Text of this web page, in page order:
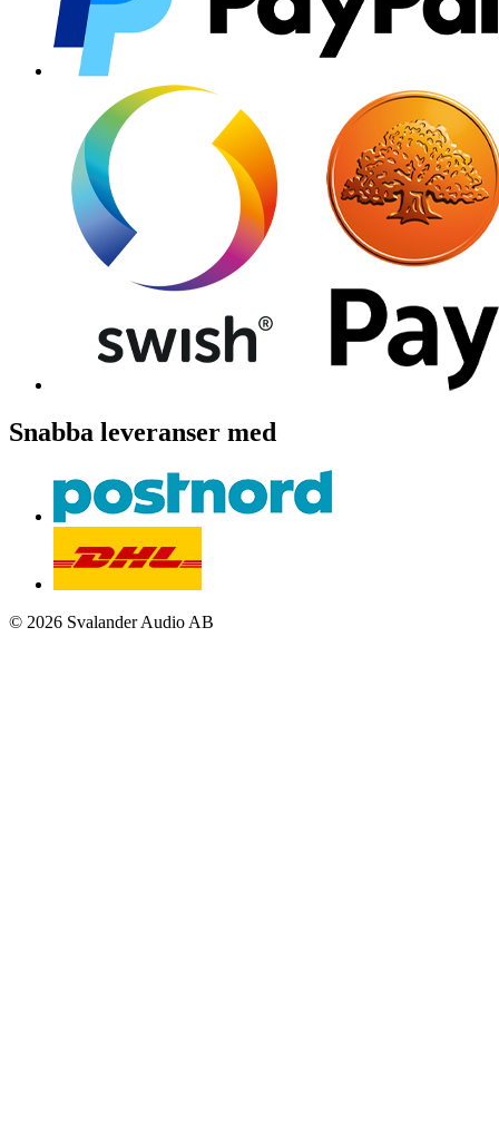
Snabba leveranser med
© 2026 Svalander Audio AB